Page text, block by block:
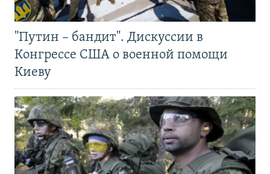
"Путин – бандит". Дискуссии в
Конгрессе США о военной помощи
Киеву